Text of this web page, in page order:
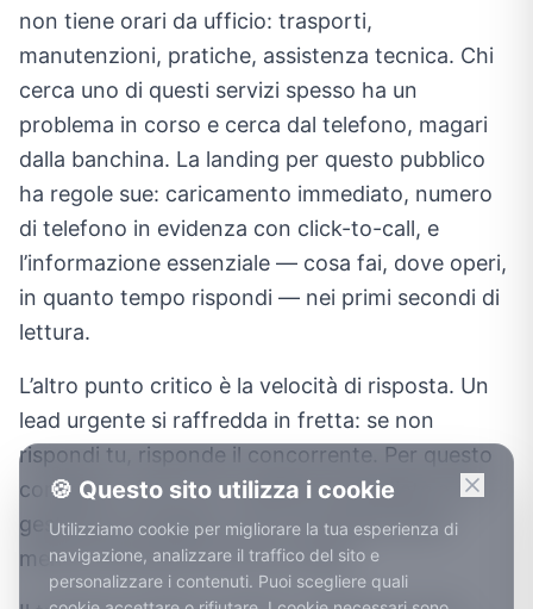
non tiene orari da ufficio: trasporti,
manutenzioni, pratiche, assistenza tecnica. Chi
cerca uno di questi servizi spesso ha un
problema in corso e cerca dal telefono, magari
dalla banchina. La landing per questo pubblico
ha regole sue: caricamento immediato, numero
di telefono in evidenza con click-to-call, e
l’informazione essenziale — cosa fai, dove operi,
in quanto tempo rispondi — nei primi secondi di
lettura.
L’altro punto critico è la velocità di risposta. Un
lead urgente si raffredda in fretta: se non
rispondi tu, risponde il concorrente. Per questo
configuro i form con notifiche immediate a chi
gestisce le richieste, così il ricontatto parte
mentre l’interesse è ancora caldo.
🍪 Questo sito utilizza i cookie
Utilizziamo cookie per migliorare la tua esperienza di
navigazione, analizzare il traffico del sito e
personalizzare i contenuti. Puoi scegliere quali